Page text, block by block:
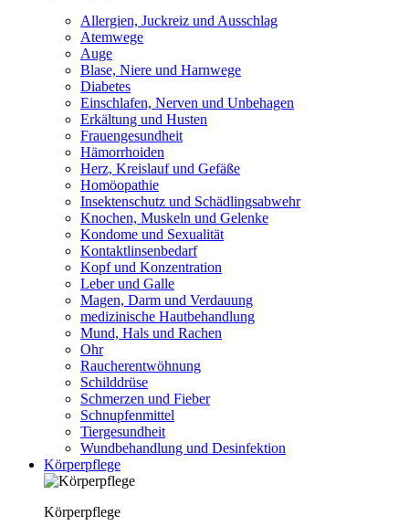
Allergien, Juckreiz und Ausschlag
Atemwege
Auge
Blase, Niere und Harnwege
Diabetes
Einschlafen, Nerven und Unbehagen
Erkältung und Husten
Frauengesundheit
Hämorrhoiden
Herz, Kreislauf und Gefäße
Homöopathie
Insektenschutz und Schädlingsabwehr
Knochen, Muskeln und Gelenke
Kondome und Sexualität
Kontaktlinsenbedarf
Kopf und Konzentration
Leber und Galle
Magen, Darm und Verdauung
medizinische Hautbehandlung
Mund, Hals und Rachen
Ohr
Raucherentwöhnung
Schilddrüse
Schmerzen und Fieber
Schnupfenmittel
Tiergesundheit
Wundbehandlung und Desinfektion
Körperpflege
Körperpflege